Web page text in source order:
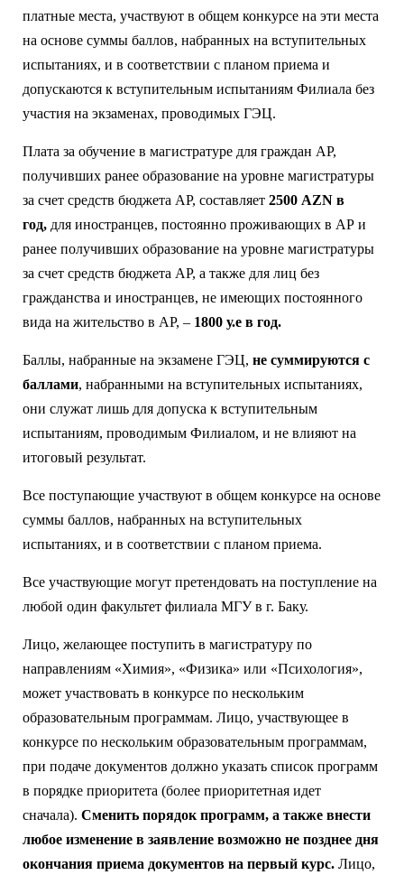
платные места, участвуют в общем конкурсе на эти места
на основе суммы баллов, набранных на вступительных
испытаниях, и в соответствии с планом приема и
допускаются к вступительным испытаниям Филиала без
участия на экзаменах, проводимых ГЭЦ.
Плата за обучение в магистратуре для граждан АР,
получивших ранее образование на уровне магистратуры
за счет средств бюджета АР, составляет 2500 AZN в
год, для иностранцев, постоянно проживающих в АР и
ранее получивших образование на уровне магистратуры
за счет средств бюджета АР, а также для лиц без
гражданства и иностранцев, не имеющих постоянного
вида на жительство в АР, – 1800 у.е в год.
Баллы, набранные на экзамене ГЭЦ, не суммируются с
баллами, набранными на вступительных испытаниях,
они служат лишь для допуска к вступительным
испытаниям, проводимым Филиалом, и не влияют на
итоговый результат.
Все поступающие участвуют в общем конкурсе на основе
суммы баллов, набранных на вступительных
испытаниях, и в соответствии с планом приема.
Все участвующие могут претендовать на поступление на
любой один факультет филиала МГУ в г. Баку.
Лицо, желающее поступить в магистратуру по
направлениям «Химия», «Физика» или «Психология»,
может участвовать в конкурсе по нескольким
образовательным программам. Лицо, участвующее в
конкурсе по нескольким образовательным программам,
при подаче документов должно указать список программ
в порядке приоритета (более приоритетная идет
сначала). Сменить порядок программ, а также внести
любое изменение в заявление возможно не позднее дня
окончания приема документов на первый курс. Лицо,